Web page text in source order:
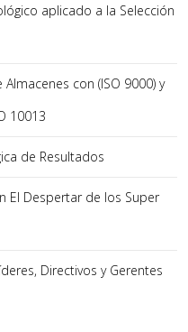
aplicado a la Selección
con (ISO 9000) y
10013
de Resultados
El Despertar de los Super
Directivos y Gerentes